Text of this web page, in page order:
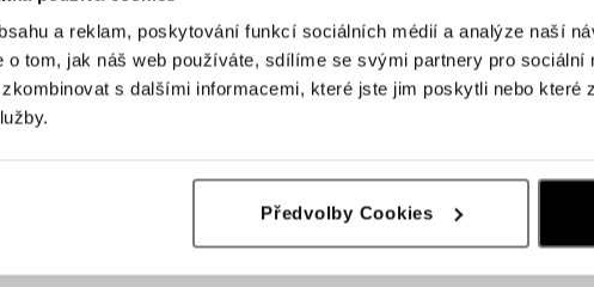
a reklam, poskytování funkcí sociálních médií a analýze naší
o tom, jak náš web používáte, sdílíme se svými partnery pro sociální
s dalšími informacemi, které jste jim poskytli nebo které
Předvolby Cookies
od 40 220 Kč